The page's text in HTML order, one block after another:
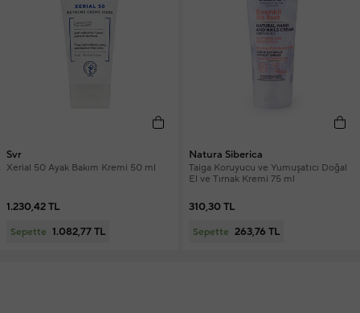
Svr
Xerial 50 Ayak Bakım Kremi 50 ml
1.230,42 TL
Sepette 1.082,77 TL
Natura Siberica
Taiga Koruyucu ve Yumuşatıcı Doğal
El ve Tırnak Kremi 75 ml
310,30 TL
Sepette 263,76 TL